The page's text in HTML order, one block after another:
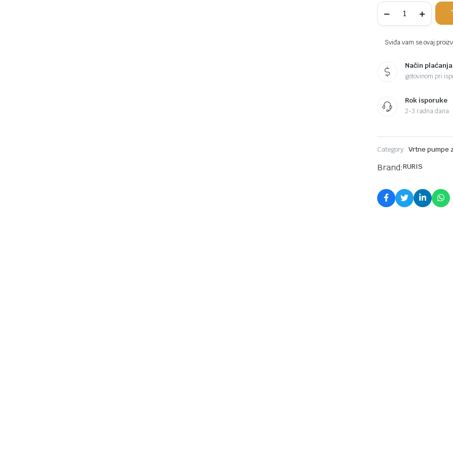
RURIS
visokog
komada
Sviđa vam se ovaj
Način plaćanja
gotovinom pri
Rok isporuke
2-3 radna dana
Category: Vrtne pumpe
Brand:RURIS